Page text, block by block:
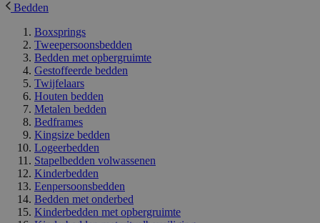
Bedden
Boxsprings
Tweepersoonsbedden
Bedden met opbergruimte
Gestoffeerde bedden
Twijfelaars
Houten bedden
Metalen bedden
Bedframes
Kingsize bedden
Logeerbedden
Stapelbedden volwassenen
Kinderbedden
Eenpersoonsbedden
Bedden met onderbed
Kinderbedden met opbergruimte